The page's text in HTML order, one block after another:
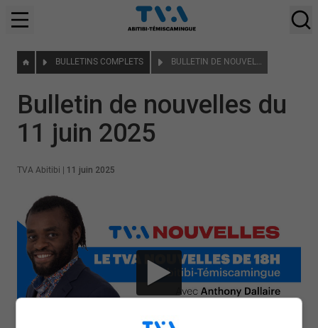
BULLETINS COMPLETS BULLETIN DE NOUVELLES DU 11 JUIN 2025
Bulletin de nouvelles du
11 juin 2025
TVA Abitibi 11 juin 2025